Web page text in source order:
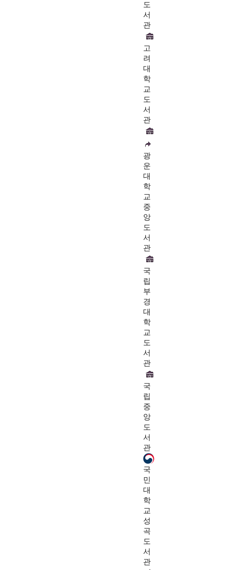
도
서
관
고
려
대
학
교
도
서
관
광
운
대
학
교
중
앙
도
서
관
국
립
부
경
대
학
교
도
서
관
국
립
중
앙
도
서
관
국
민
대
학
교
성
곡
도
서
관